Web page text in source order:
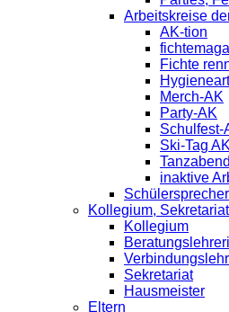
Arbeitskreise
AK-tion
Fichte
Merch-AK
Party-AK
Schulfest-
Ski-Tag AK
inaktive
Kollegium,
Kollegium
Sekretariat
Hausmeister
Eltern